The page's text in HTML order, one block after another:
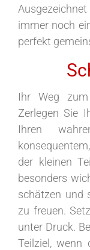
immer noch
perfekt
Ihr Weg
Zerlegen Sie
Ihren
der kleinen
besonders
schätzen und
zu freuen.
unter Druck.
Teilziel, wenn